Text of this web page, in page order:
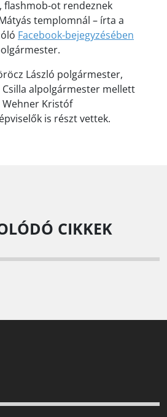
flashmob-ot rendeznek
templomnál – írta a
Facebook-bejegyzésében
László polgármester,
Csilla alpolgármester mellett
Wehner Kristóf
is részt vettek.
CIKKEK